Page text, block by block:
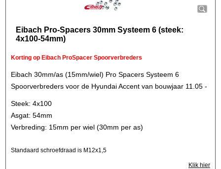
Eibach Pro-Spacers 30mm Systeem 6 (steek:
4x100-54mm)
Korting op Eibach ProSpacer Spoorverbreders
Eibach 30mm/as (15mm/wiel) Pro Spacers Systeem 6
Spoorverbreders voor de Hyundai Accent van bouwjaar 11.05 -
Steek: 4x100
Asgat: 54mm
Verbreding: 15mm per wiel (30mm per as)
Standaard schroefdraad is M12x1,5
Klik hier